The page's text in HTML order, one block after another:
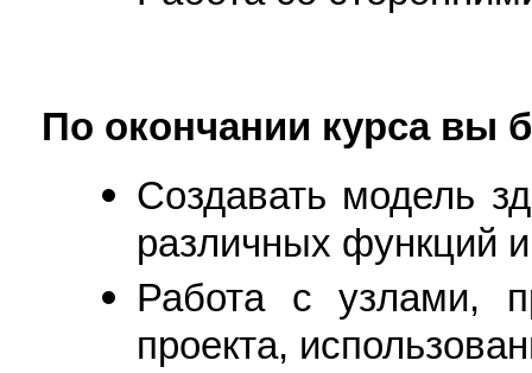
По окончании курса вы
Создавать модель
различных функций
Работа с узлами,
проекта,